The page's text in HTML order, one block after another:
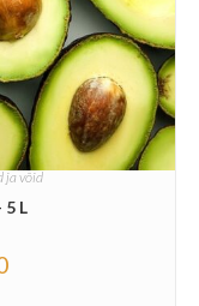
ja võid
5 L